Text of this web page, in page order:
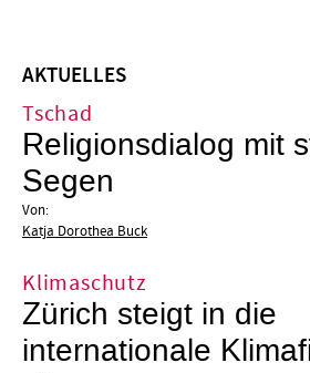
AKTUELLES
Tschad
Religionsdialog mit
Segen
Von:
Katja Dorothea Buck
Klimaschutz
Zürich steigt in die
internationale